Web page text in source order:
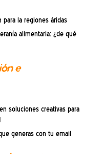
para la regiones áridas
alimentaria: ¿de qué
e
soluciones creativas para
generas con tu email